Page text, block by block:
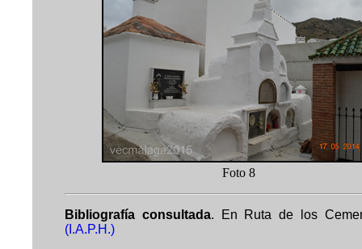
Foto
Bibliografía consultada. En Ruta de los
(I.A.P.H.)